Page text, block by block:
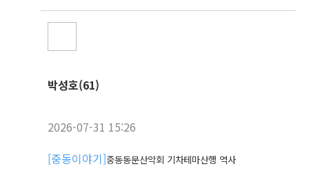
박성호(61)
2026-07-31 15:26
[중동이야기]중동동문산악회 기차테마산행 역사